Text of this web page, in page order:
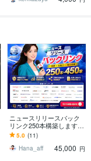
ニュースリリースバック
リンク250本構築します
各種メディアのウェブサ
イトから極上の被リンク
をご提供致します
5.0 (11)
Hana_aff
45,000 円